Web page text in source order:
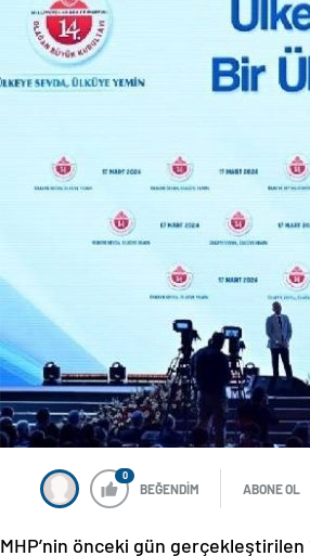
0
BEĞENDİM ABONE OL
MHP’nin önceki gün